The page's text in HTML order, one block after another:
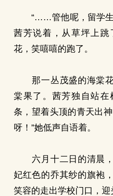
“……管他呢，留学生
茜芳说着，从草坪上
花，笑嘻嘻的跑了。
那一丛茂盛的海棠花
棠果了。茜芳独自站
条，望着头顶的青天出
呀！”她低声自语着。
六月十二日的清晨，
妃红色的乔其纱的旗袍
笑容的走出学校门口，迎